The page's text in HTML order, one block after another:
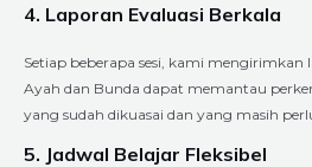
4. Laporan Evaluasi Berkala
Setiap beberapa sesi, kami mengirimkan
Ayah dan Bunda dapat memantau
yang sudah dikuasai dan yang masih
5. Jadwal Belajar Fleksibel